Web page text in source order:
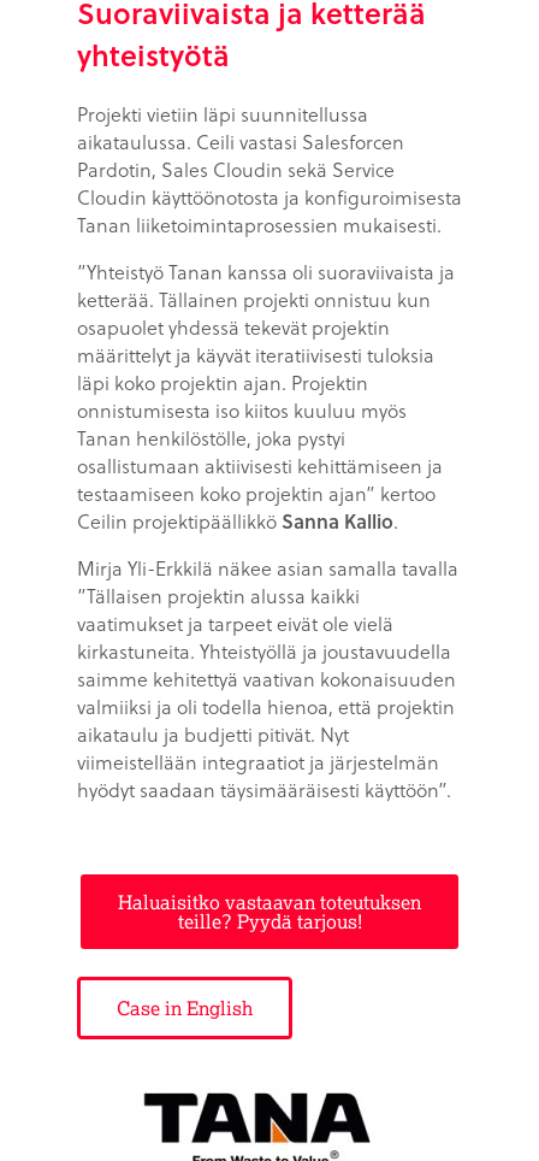
Suoraviivaista ja ketterää
yhteistyötä
Projekti vietiin läpi suunnitellussa
aikataulussa. Ceili vastasi Salesforcen
Pardotin, Sales Cloudin sekä Service
Cloudin käyttöönotosta ja konfiguroimisesta
Tanan liiketoimintaprosessien mukaisesti.
”Yhteistyö Tanan kanssa oli suoraviivaista ja
ketterää. Tällainen projekti onnistuu kun
osapuolet yhdessä tekevät projektin
määrittelyt ja käyvät iteratiivisesti tuloksia
läpi koko projektin ajan. Projektin
onnistumisesta iso kiitos kuuluu myös
Tanan henkilöstölle, joka pystyi
osallistumaan aktiivisesti kehittämiseen ja
testaamiseen koko projektin ajan” kertoo
Ceilin projektipäällikkö Sanna Kallio.
Mirja Yli-Erkkilä näkee asian samalla tavalla
”Tällaisen projektin alussa kaikki
vaatimukset ja tarpeet eivät ole vielä
kirkastuneita. Yhteistyöllä ja joustavuudella
saimme kehitettyä vaativan kokonaisuuden
valmiiksi ja oli todella hienoa, että projektin
aikataulu ja budjetti pitivät. Nyt
viimeistellään integraatiot ja järjestelmän
hyödyt saadaan täysimääräisesti käyttöön”.
Haluaisitko vastaavan toteutuksen
teille? Pyydä tarjous!
Case in English